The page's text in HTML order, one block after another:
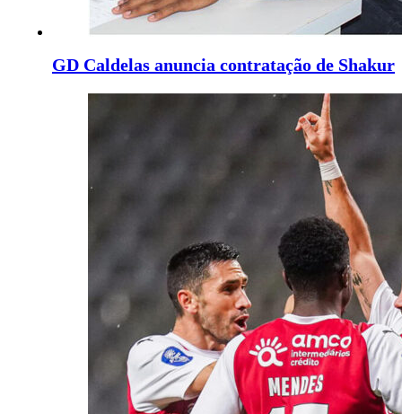
GD Caldelas anuncia contratação de Shakur